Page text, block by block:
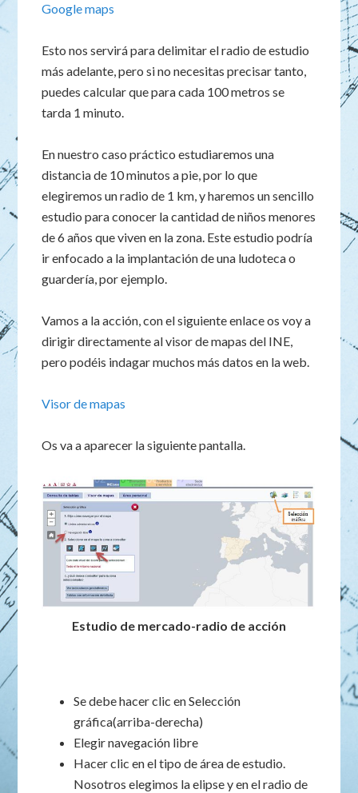
Google maps
Esto nos servirá para delimitar el radio de estudio
más adelante, pero si no necesitas precisar tanto,
puedes calcular que para cada 100 metros se
tarda 1 minuto.
En nuestro caso práctico estudiaremos una
distancia de 10 minutos a pie, por lo que
elegiremos un radio de 1 km, y haremos un sencillo
estudio para conocer la cantidad de niños menores
de 6 años que viven en la zona. Este estudio podría
ir enfocado a la implantación de una ludoteca o
guardería, por ejemplo.
Vamos a la acción, con el siguiente enlace os voy a
dirigir directamente al visor de mapas del INE,
pero podéis indagar muchos más datos en la web.
Visor de mapas
Os va a aparecer la siguiente pantalla.
Estudio de mercado-radio de acción
Se debe hacer clic en Selección
gráfica(arriba-derecha)
Elegir navegación libre
Hacer clic en el tipo de área de estudio.
Nosotros elegimos la elipse y en el radio de